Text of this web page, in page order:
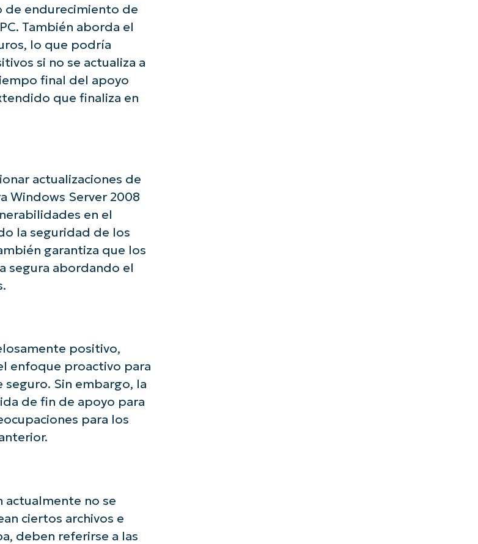
de endurecimiento de
También aborda el
lo que podría
si no se actualiza a
final del apoyo
que finaliza en
actualizaciones de
Windows Server 2008
en el
la seguridad de los
garantiza que los
segura abordando el
positivo,
enfoque proactivo para
Sin embargo, la
de fin de apoyo para
para los
actualmente no se
ciertos archivos e
deben referirse a las
de KB basados en IA de NinjaOne!
and
last
name*
Business
email*
Phone
number*
Company
name*